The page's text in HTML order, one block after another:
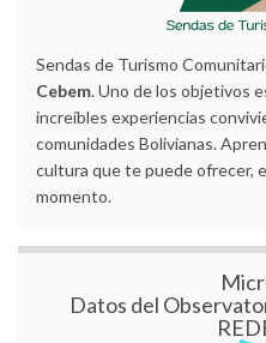
Sendas de Turismo
Cebem. Uno de los objetivos
increíbles experiencias
comunidades Bolivianas.
cultura que te puede ofrecer,
momento.
Datos del